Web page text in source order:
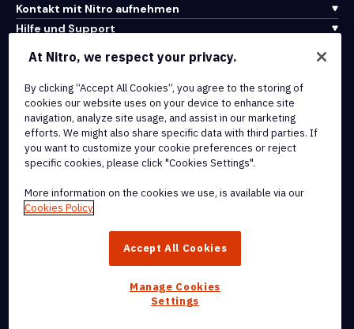
Kontakt mit Nitro aufnehmen
Hilfe und Support
Nutzungsbedingungen
Cookie-Richtlinie
Copyright-Richtlinie
Alle Bedingungen und Richtlinien
Marken von Nitro Software, Inc. oder seinen verbundenen
At Nitro, we respect your privacy.
By clicking “Accept All Cookies”, you agree to the storing of
cookies our website uses on your device to enhance site
navigation, analyze site usage, and assist in our marketing
efforts. We might also share specific data with third parties. If
you want to customize your cookie preferences or reject
specific cookies, please click "Cookies Settings".
More information on the cookies we use, is available via our
Cookies Policy
Accept All Cookies
Manage Cookies
Settings